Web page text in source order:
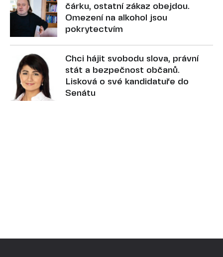
čárku, ostatní zákaz obejdou.
Omezení na alkohol jsou
pokrytectvím
Chci hájit svobodu slova, právní
stát a bezpečnost občanů.
Lisková o své kandidatuře do
Senátu